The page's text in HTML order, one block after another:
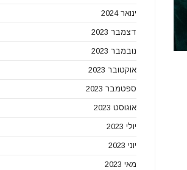
ינואר 2024
דצמבר 2023
נובמבר 2023
אוקטובר 2023
ספטמבר 2023
אוגוסט 2023
יולי 2023
יוני 2023
מאי 2023